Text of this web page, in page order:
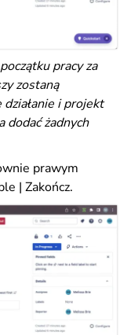
pracy za
zostaną
i projekt
dodać żadnych
prawym
| Zakończ.